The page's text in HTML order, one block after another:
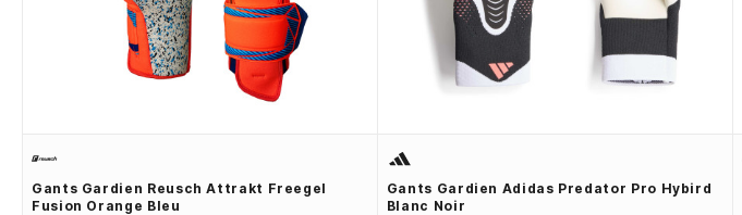
Gants Gardien Reusch Attrakt Freegel
Fusion Orange Bleu
Gants Gardien Adidas Predator Pro Hybird
Blanc Noir